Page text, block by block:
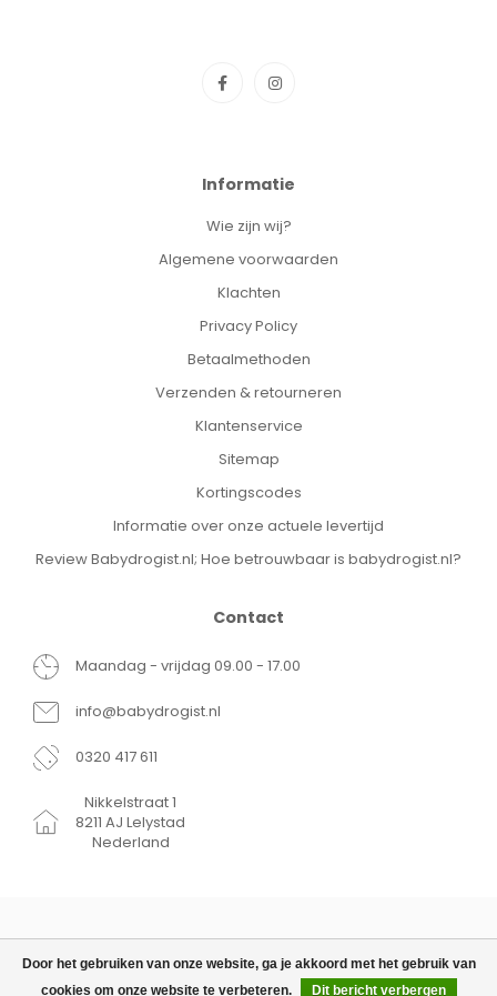
Door het gebruiken van onze website, ga je akkoord met het gebruik van
cookies om onze website te verbeteren.
Dit bericht verbergen
Informatie
Wie zijn wij?
Algemene voorwaarden
Klachten
Privacy Policy
Betaalmethoden
Verzenden & retourneren
Klantenservice
Sitemap
Kortingscodes
Informatie over onze actuele levertijd
Review Babydrogist.nl; Hoe betrouwbaar is babydrogist.nl?
Contact
Maandag - vrijdag 09.00 - 17.00
info@babydrogist.nl
0320 417 611
Nikkelstraat 1
8211 AJ Lelystad
Nederland